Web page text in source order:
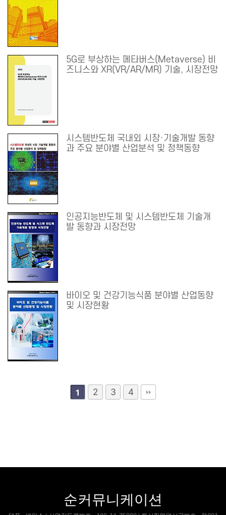
5G로 부상하는 메타버스(Metaverse) 비
즈니스와 XR(VR/AR/MR) 기술, 시장전망
시스템반도체 국내외 시장·기술개발 동향
과 주요 분야별 산업분석 및 정책동향
인공지능반도체 및 시스템반도체 기술개
발 동향과 시장전망
바이오 및 건강기능식품 분야별 산업동향
및 시장현황
1 2 3 4
순커뮤니케이션